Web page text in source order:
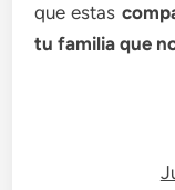
que estas
tu familia que